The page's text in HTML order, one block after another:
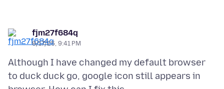
fjm27f684q
8/17/25, 9:41 PM
Although I have changed my default browser
to duck duck go, google icon still appears in